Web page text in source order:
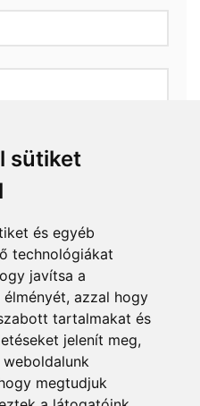
sütiket
és egyéb
technológiákat
javítsa a
élményét, azzal hogy
tartalmakat és
jelenít meg,
megtudjuk
módok